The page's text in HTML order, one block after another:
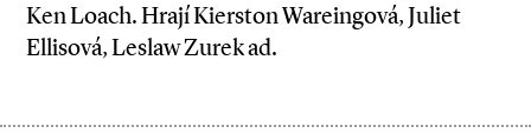
Ken Loach. Hrají Kierston Wareingová, Juliet
Ellisová, Leslaw Zurek ad.